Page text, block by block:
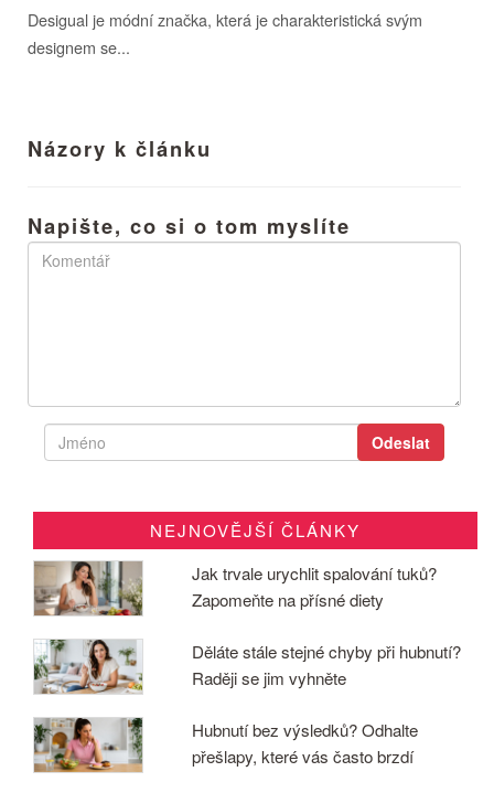
Desigual je módní značka, která je charakteristická svým
designem se...
Názory k článku
Napište, co si o tom myslíte
NEJNOVĚJŠÍ ČLÁNKY
Jak trvale urychlit spalování tuků?
Zapomeňte na přísné diety
Děláte stále stejné chyby při hubnutí?
Raději se jim vyhněte
Hubnutí bez výsledků? Odhalte
přešlapy, které vás často brzdí